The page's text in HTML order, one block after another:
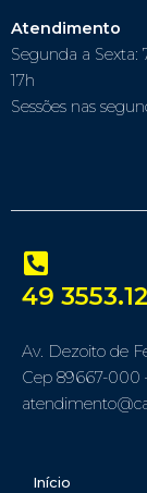
Atendimento
Segunda a Sexta:
17h
Sessões nas
49
Av. Dezoito de
Cep 89667-000
Início